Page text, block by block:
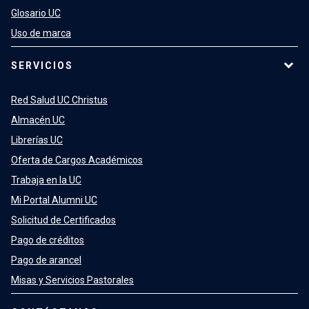
Glosario UC
Uso de marca
SERVICIOS
Red Salud UC Christus
Almacén UC
Librerías UC
Oferta de Cargos Académicos
Trabaja en la UC
Mi Portal Alumni UC
Solicitud de Certificados
Pago de créditos
Pago de arancel
Misas y Servicios Pastorales